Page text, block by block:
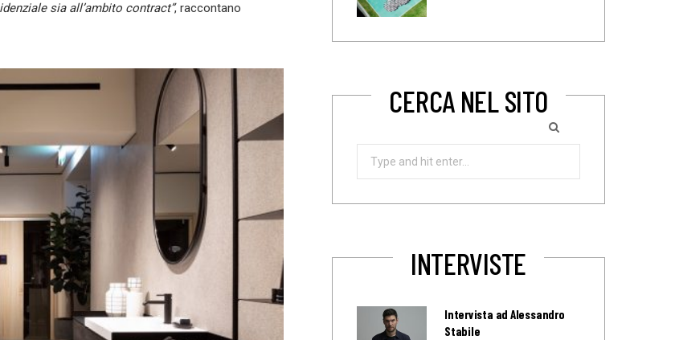
sia all’ambito contract”, raccontano
CERCA NEL SITO
Search
INTERVISTE
Intervista ad Alessandro
Stabile